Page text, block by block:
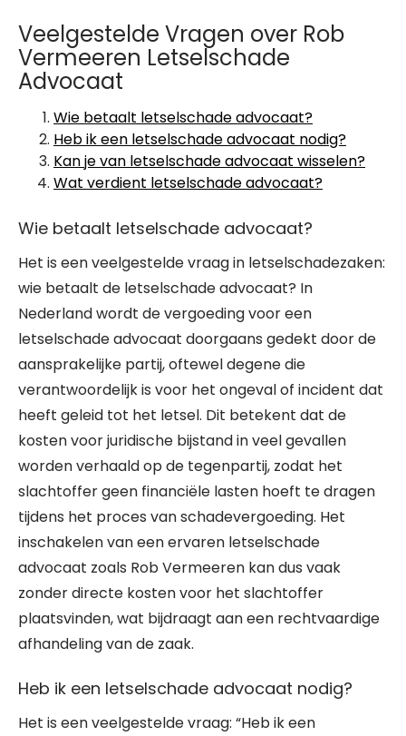
Veelgestelde Vragen over Rob
Vermeeren Letselschade
Advocaat
Wie betaalt letselschade advocaat?
Heb ik een letselschade advocaat nodig?
Kan je van letselschade advocaat wisselen?
Wat verdient letselschade advocaat?
Wie betaalt letselschade advocaat?
Het is een veelgestelde vraag in letselschadezaken:
wie betaalt de letselschade advocaat? In
Nederland wordt de vergoeding voor een
letselschade advocaat doorgaans gedekt door de
aansprakelijke partij, oftewel degene die
verantwoordelijk is voor het ongeval of incident dat
heeft geleid tot het letsel. Dit betekent dat de
kosten voor juridische bijstand in veel gevallen
worden verhaald op de tegenpartij, zodat het
slachtoffer geen financiële lasten hoeft te dragen
tijdens het proces van schadevergoeding. Het
inschakelen van een ervaren letselschade
advocaat zoals Rob Vermeeren kan dus vaak
zonder directe kosten voor het slachtoffer
plaatsvinden, wat bijdraagt aan een rechtvaardige
afhandeling van de zaak.
Heb ik een letselschade advocaat nodig?
Het is een veelgestelde vraag: “Heb ik een